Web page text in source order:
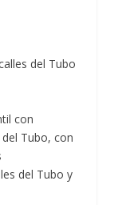
del Tubo
con
Tubo, con
del Tubo y